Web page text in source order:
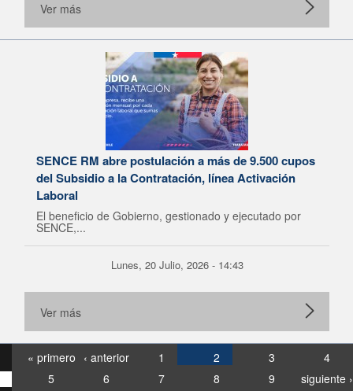
Ver más
SENCE RM abre postulación a más de 9.500 cupos
del Subsidio a la Contratación, línea Activación
Laboral
El beneficio de Gobierno, gestionado y ejecutado por
SENCE,...
Lunes, 20 Julio, 2026 - 14:43
Ver más
« primero ‹ anterior 1 2 3
4
5
6 7 8 9
siguiente ›